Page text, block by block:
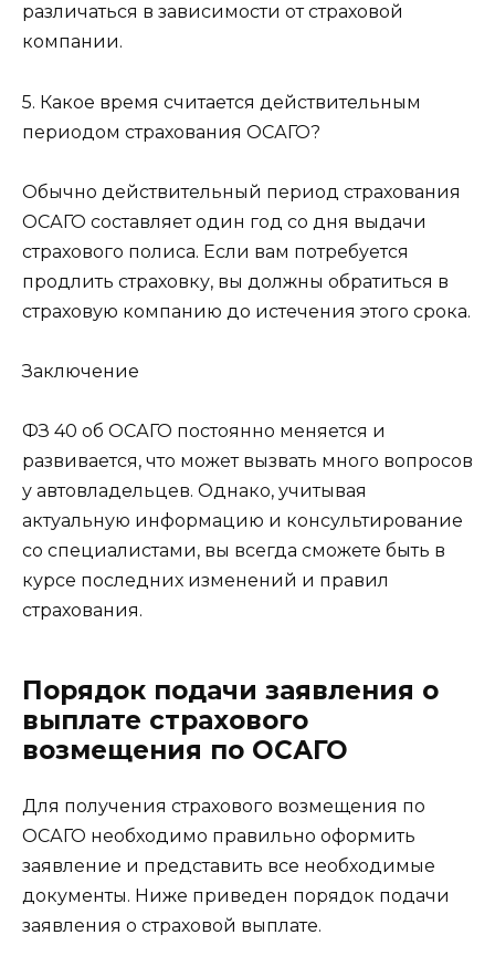
различаться в зависимости от страховой
компании.
5. Какое время считается действительным
периодом страхования ОСАГО?
Обычно действительный период страхования
ОСАГО составляет один год со дня выдачи
страхового полиса. Если вам потребуется
продлить страховку, вы должны обратиться в
страховую компанию до истечения этого срока.
Заключение
ФЗ 40 об ОСАГО постоянно меняется и
развивается, что может вызвать много вопросов
у автовладельцев. Однако, учитывая
актуальную информацию и консультирование
со специалистами, вы всегда сможете быть в
курсе последних изменений и правил
страхования.
Порядок подачи заявления о
выплате страхового
возмещения по ОСАГО
Для получения страхового возмещения по
ОСАГО необходимо правильно оформить
заявление и представить все необходимые
документы. Ниже приведен порядок подачи
заявления о страховой выплате.